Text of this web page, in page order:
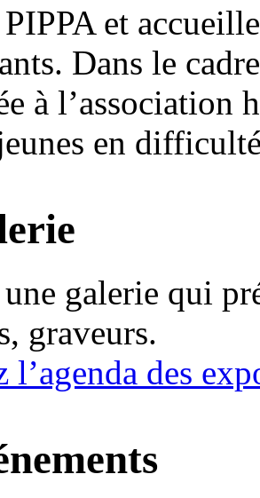
et
Dans le
à l’association
en
galerie qui
graveurs.
l’agenda des